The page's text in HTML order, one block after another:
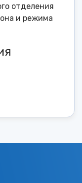
отделения
и режима